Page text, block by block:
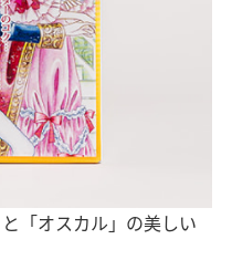
「オスカル」の美しい